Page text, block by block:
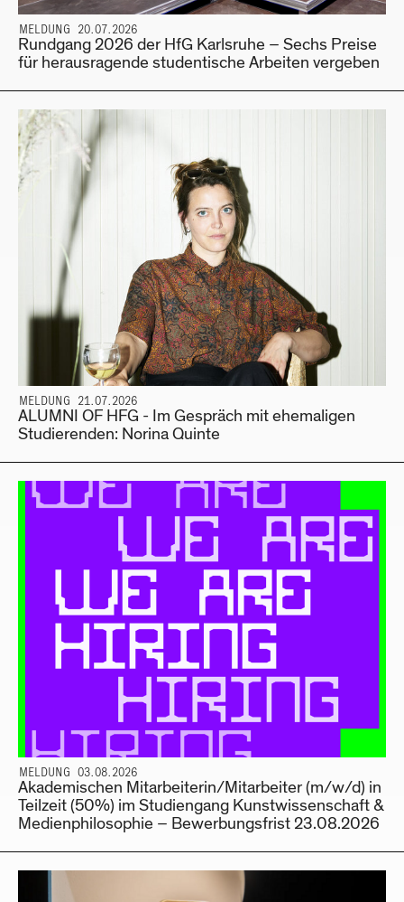
MELDUNG 20.07.2026
Rundgang 2026 der HfG Karlsruhe – Sechs Preise
für herausragende studentische Arbeiten vergeben
MELDUNG 21.07.2026
ALUMNI OF HFG - Im Gespräch mit ehemaligen
Studierenden: Norina Quinte
MELDUNG 03.08.2026
Akademischen Mitarbeiterin/Mitarbeiter (m/w/d) in
Teilzeit (50%) im Studiengang Kunstwissenschaft &
Medienphilosophie – Bewerbungsfrist 23.08.2026